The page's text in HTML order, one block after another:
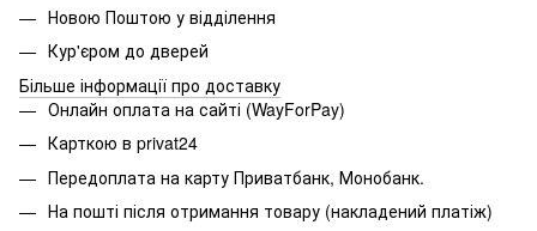
Новою Поштою у відділення
Кур'єром до дверей
Більше інформації про доставку
Онлайн оплата на сайті (WayForPay)
Карткою в privat24
Передоплата на карту Приватбанк, Монобанк.
На пошті після отримання товару (накладений платіж)